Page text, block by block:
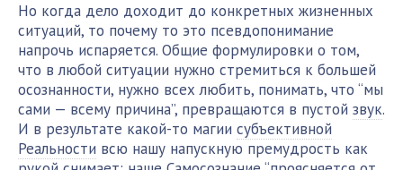
Но когда дело доходит до конкретных жизненных
ситуаций, то почему то это псевдопонимание
напрочь испаряется. Общие формулировки о том,
что в любой ситуации нужно стремиться к большей
осознанности, нужно всех любить, понимать, что “мы
сами — всему причина”, превращаются в пустой звук.
И в результате какой-то магии субъективной
Реальности всю нашу напускную премудрость как